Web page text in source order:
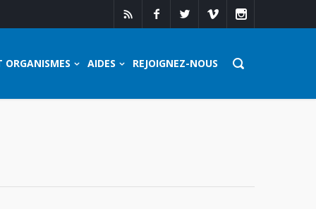
ORGANISMES AIDES REJOIGNEZ-NOUS